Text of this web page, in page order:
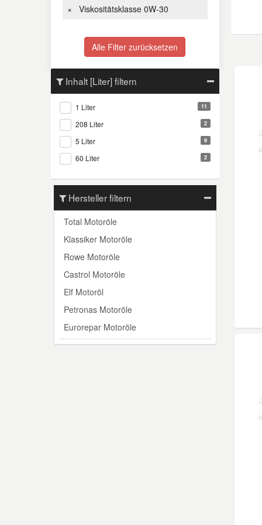
Viskositätsklasse 0W-30
×
Alle Filter zurücksetzen
Inhalt [Liter] filtern
1 Liter 11
208 Liter 2
5 Liter 9
60 Liter 2
Hersteller filtern
Total Motoröle
Klassiker Motoröle
Rowe Motoröle
Castrol Motoröle
Elf Motoröl
Petronas Motoröle
Eurorepar Motoröle
Zündanlage und Glühanlage
Daihatsu Ersatzteile
Dodge Ersatzteile
Honda Ersatzteile
Hyundai Ersatzteile
Jeep Ersatzteile
Kia Ersatzteile
Lancia Ersatzteile
Mazda Ersatzteile
Mercedes Ersatzteile